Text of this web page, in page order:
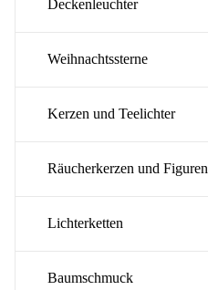
Deckenleuchter
Weihnachtssterne
Kerzen und Teelichter
Räucherkerzen und Figuren
Lichterketten
Baumschmuck